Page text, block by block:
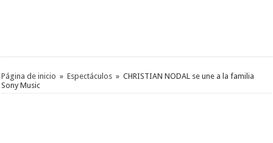
Página de inicio » Espectáculos » CHRISTIAN NODAL se une a la familia
Sony Music